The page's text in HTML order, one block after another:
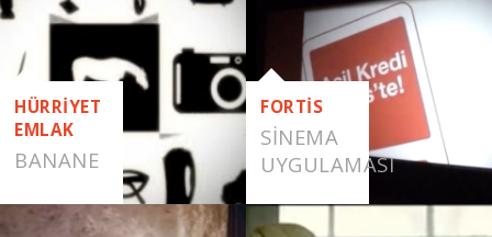
HÜRRİYET
EMLAK
BANANE
FORTİS
SINEMA
UYGULAMASI